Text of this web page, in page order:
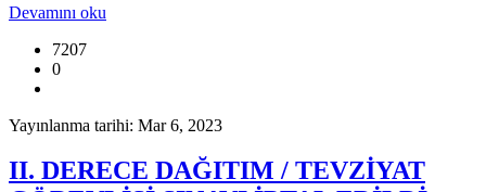
Devamını oku
7207
0
Yayınlanma tarihi: Mar 6, 2023
II. DERECE DAĞITIM / TEVZİYAT